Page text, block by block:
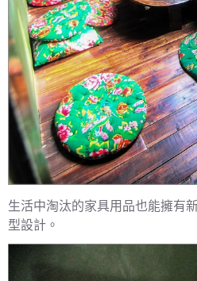
生活中淘汰的家具用品也能擁有
型設計。